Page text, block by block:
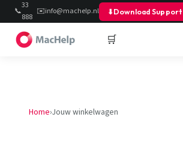
📞
33
888
40
✉️info@machelp.nl ⬇Download Support
🛒
Home›Jouw winkelwagen